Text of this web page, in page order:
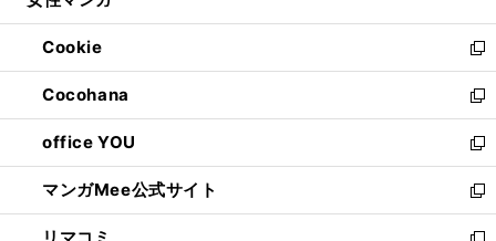
開
く
ウ
で
開
く
ン
ド
ウ
で
開
く
ウ
ィ
ン
ド
ウ
で
開
く
Cookie
新
し
い
ウ
ィ
ン
ド
ウ
Cocohana
新
し
い
ウ
ィ
ン
office YOU
新
し
い
ウ
マンガMee公式サイト
新
し